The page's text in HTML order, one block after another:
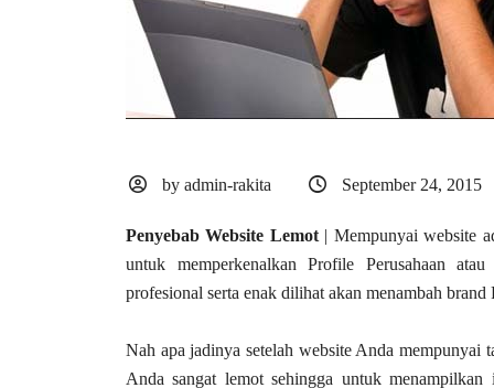
by admin-rakita September 24, 2015
Penyebab Website Lemot| Mempunyai website
untuk memperkenalkan Profile Perusahaan
profesional serta enak dilihat akan menambah brand
Nah apa jadinya setelah website Anda
Anda sangat lemot sehingga untuk